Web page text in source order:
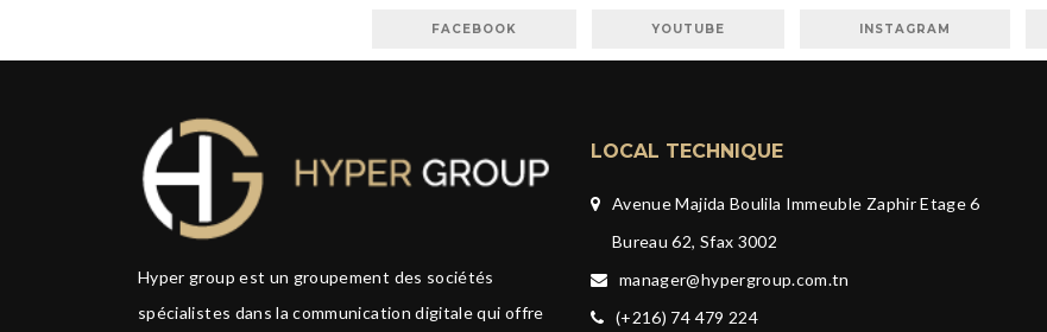
FACEBOOK YOUTUBE INSTAGRAM
Hyper group est un groupement des sociétés
spécialistes dans la communication digitale qui offre
LOCAL TECHNIQUE
Avenue Majida Boulila Immeuble Zaphir Etage 6
Bureau 62, Sfax 3002
manager@hypergroup.com.tn
(+216) 74 479 224